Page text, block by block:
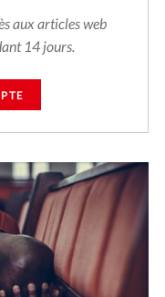
aux articles web
14 jours.